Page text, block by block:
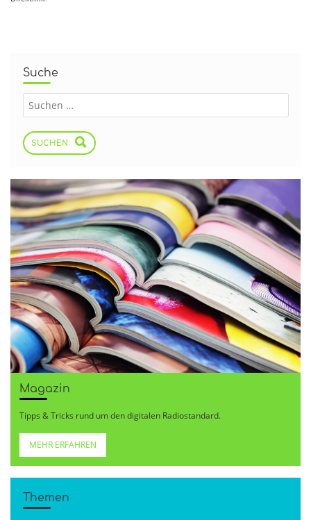
Suche
SUCHEN
Magazin
Tipps & Tricks rund um den digitalen Radiostandard.
MEHR ERFAHREN
Themen